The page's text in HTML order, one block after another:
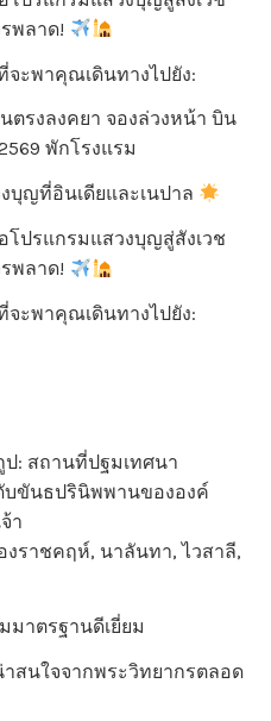
พลาด!
ะพาคุณเดินทางไปยัง:
ตรงลงคยา จองล่วงหน้า บิน
พักโรงแรม
บุญที่อินเดียและเนปาล
โปรแกรมแสวงบุญสู่สังเวช
พลาด!
ะพาคุณเดินทางไปยัง:
: สถานที่ปฐมเทศนา
ขันธปรินิพพานขององค์
า
งราชคฤห์, นาลันทา, ไวสาลี,
มาตรฐานดีเยี่ยม
สนใจจากพระวิทยากรตลอด